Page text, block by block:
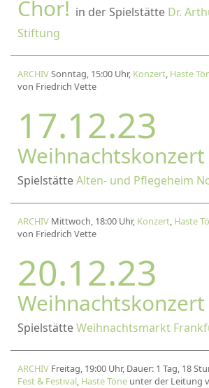
Chor! in der Spielstätte Dr.
Stiftung
ARCHIVSonntag, 15:00 Uhr, Konzert, Haste
von Friedrich Vette
17.12.23
Weihnachtskonzert
SpielstätteAlten- und Pflegeheim
ARCHIV Mittwoch, 18:00 Uhr, Konzert, Haste
von Friedrich Vette
20.12.23
Weihnachtskonzert
SpielstätteWeihnachtsmarkt
ARCHIV Freitag, 19:00 Uhr, Dauer: 1 Tag, 18
Fest & Festival, Haste Töne unter der Leitung